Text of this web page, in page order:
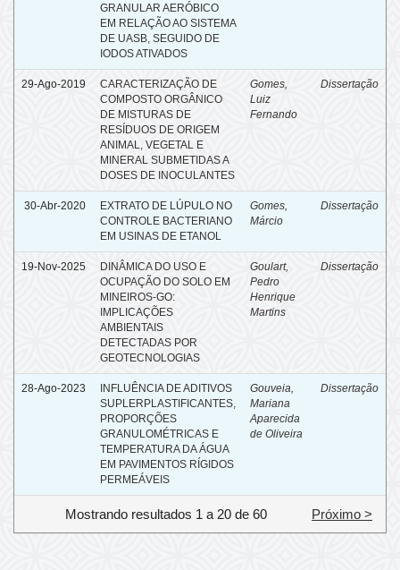
GRANULAR AERÓBICO
EM RELAÇÃO AO SISTEMA
DE UASB, SEGUIDO DE
IODOS ATIVADOS
29-Ago-2019
CARACTERIZAÇÃO DE
COMPOSTO ORGÂNICO
DE MISTURAS DE
RESÍDUOS DE ORIGEM
ANIMAL, VEGETAL E
MINERAL SUBMETIDAS A
DOSES DE INOCULANTES
Gomes,
Luiz
Fernando
Dissertação
30-Abr-2020
EXTRATO DE LÚPULO NO
CONTROLE BACTERIANO
EM USINAS DE ETANOL
Gomes,
Márcio
Dissertação
19-Nov-2025
DINÂMICA DO USO E
OCUPAÇÃO DO SOLO EM
MINEIROS-GO:
IMPLICAÇÕES
AMBIENTAIS
DETECTADAS POR
GEOTECNOLOGIAS
Goulart,
Pedro
Henrique
Martins
Dissertação
28-Ago-2023
INFLUÊNCIA DE ADITIVOS
SUPLERPLASTIFICANTES,
PROPORÇÕES
GRANULOMÉTRICAS E
TEMPERATURA DA ÁGUA
EM PAVIMENTOS RÍGIDOS
PERMEÁVEIS
Gouveia,
Mariana
Aparecida
de Oliveira
Dissertação
Mostrando resultados 1 a 20 de 60 Próximo >